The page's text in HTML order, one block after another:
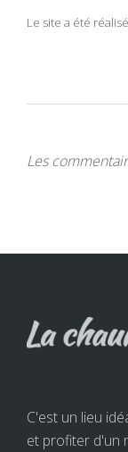
Le site a été
Les
C'est un lieu
et profiter d'un